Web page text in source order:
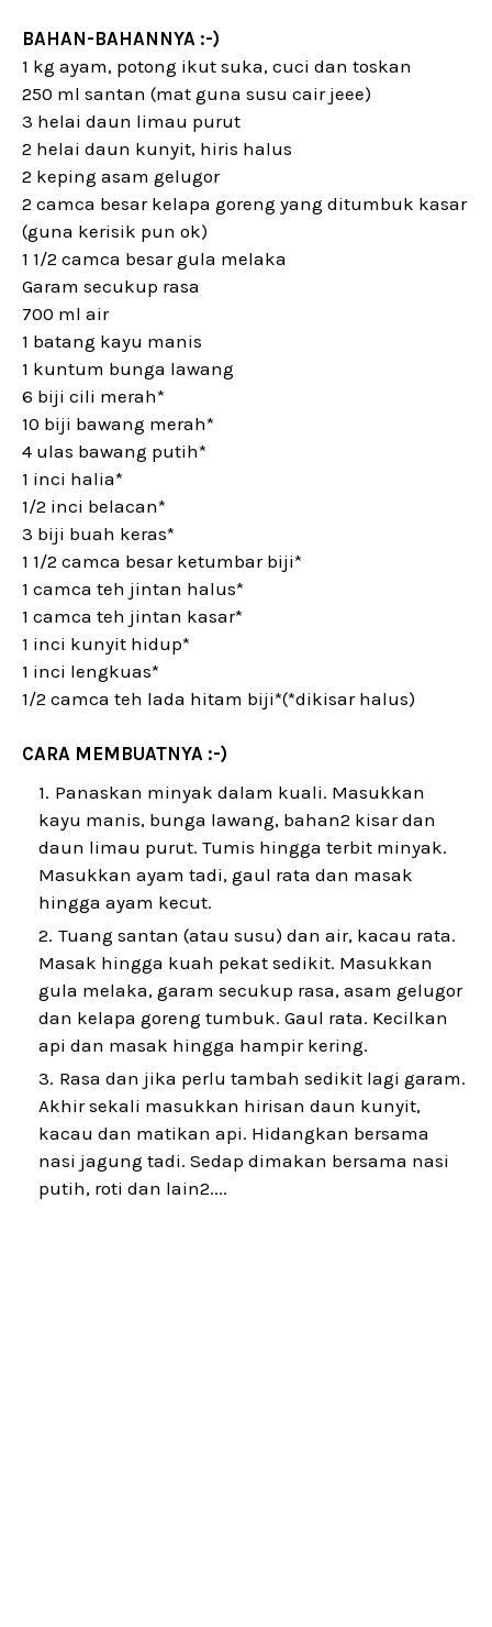
BAHAN-BAHANNYA :-)
1 kg ayam, potong ikut suka, cuci dan toskan
250 ml santan (mat guna susu cair jeee)
3 helai daun limau purut
2 helai daun kunyit, hiris halus
2 keping asam gelugor
2 camca besar kelapa goreng yang ditumbuk kasar
(guna kerisik pun ok)
1 1/2 camca besar gula melaka
Garam secukup rasa
700 ml air
1 batang kayu manis
1 kuntum bunga lawang
6 biji cili merah*
10 biji bawang merah*
4 ulas bawang putih*
1 inci halia*
1/2 inci belacan*
3 biji buah keras*
1 1/2 camca besar ketumbar biji*
1 camca teh jintan halus*
1 camca teh jintan kasar*
1 inci kunyit hidup*
1 inci lengkuas*
1/2 camca teh lada hitam biji*(*dikisar halus)
CARA MEMBUATNYA :-)
Panaskan minyak dalam kuali. Masukkan
kayu manis, bunga lawang, bahan2 kisar dan
daun limau purut. Tumis hingga terbit minyak.
Masukkan ayam tadi, gaul rata dan masak
hingga ayam kecut.
Tuang santan (atau susu) dan air, kacau rata.
Masak hingga kuah pekat sedikit. Masukkan
gula melaka, garam secukup rasa, asam gelugor
dan kelapa goreng tumbuk. Gaul rata. Kecilkan
api dan masak hingga hampir kering.
Rasa dan jika perlu tambah sedikit lagi garam.
Akhir sekali masukkan hirisan daun kunyit,
kacau dan matikan api. Hidangkan bersama
nasi jagung tadi. Sedap dimakan bersama nasi
putih, roti dan lain2....